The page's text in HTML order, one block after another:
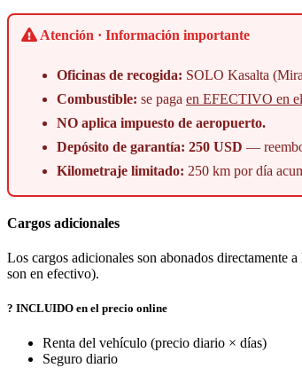
Atención · Información importante
Oficinas de recogida: SOLO Kasalta
Combustible: se paga en EFECTIVO en
NO aplica impuesto de aeropuerto.
Depósito de garantía: 250 USD —
Kilometraje limitado: 250 km por día
Cargos adicionales
Los cargos adicionales son abonados directamente
son en efectivo).
? INCLUIDO en el precio online
Renta del vehículo (precio diario × días)
Seguro diario